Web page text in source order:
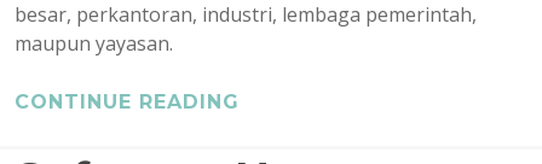
besar, perkantoran, industri, lembaga pemerintah,
maupun yayasan.
CONTINUE READING